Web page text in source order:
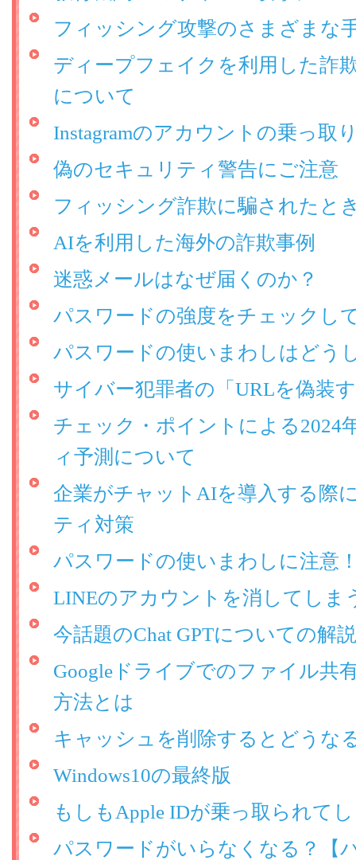
フィッシング攻撃のさまざまな
ディープフェイクを利用した詐
について
Instagramのアカウントの乗っ取
偽のセキュリティ警告にご注意
フィッシング詐欺に騙されたと
AIを利用した海外の詐欺事例
迷惑メールはなぜ届くのか？
パスワードの強度をチェックし
パスワードの使いまわしはどう
サイバー犯罪者の「URLを偽装
チェック・ポイントによる2024
ィ予測について
企業がチャットAIを導入する際
ティ対策
パスワードの使いまわしに注意
LINEのアカウントを消してしま
今話題のChat GPTについての解説
Googleドライブでのファイル共
方法とは
キャッシュを削除するとどうな
Windows10の最終版
もしもApple IDが乗っ取られて
パスワードがいらなくなる？【